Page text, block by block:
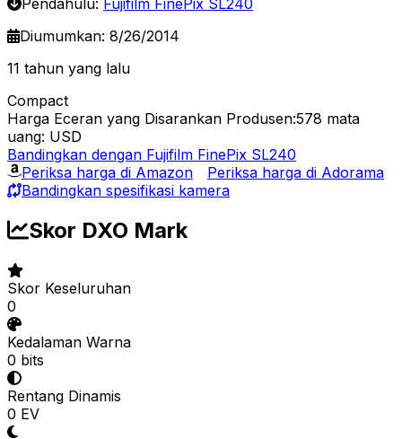
Diumumkan: 8/26/2014
11 tahun yang lalu
Compact
Harga Eceran yang Disarankan Produsen:578 mata
uang: USD
Bandingkan dengan Fujifilm FinePix SL240
Periksa harga di Amazon
Periksa harga di Adorama
Bandingkan spesifikasi kamera
Skor DXO Mark
Skor Keseluruhan
0
Kedalaman Warna
0 bits
Rentang Dinamis
0 EV